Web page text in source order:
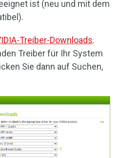
ist (neu und mit dem
Treiber-Downloads.
Treiber für Ihr System
Sie dann auf Suchen,